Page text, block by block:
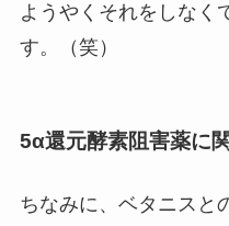
ようやくそれをしなく
す。（笑）
5α還元酵素阻害薬に
ちなみに、ベタニスと